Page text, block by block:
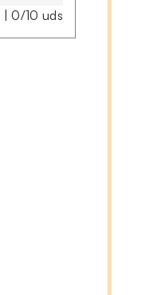
|0/10 uds